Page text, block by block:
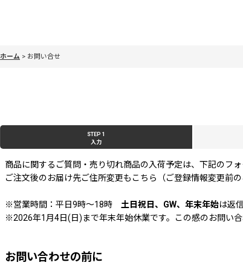
ホーム > お問い合せ
STEP 1
入力
商品に関するご質問・売り切れ商品の入荷予定は、下記のフ
ご注文後のお届け先ご住所変更もこちら（ご登録情報変更前
※営業時間：平日9時〜18時 土日祝日、GW、年末年始は返
※2026年1月4日(日)まで年末年始休業です。この感のお問い
お問い合わせの前に